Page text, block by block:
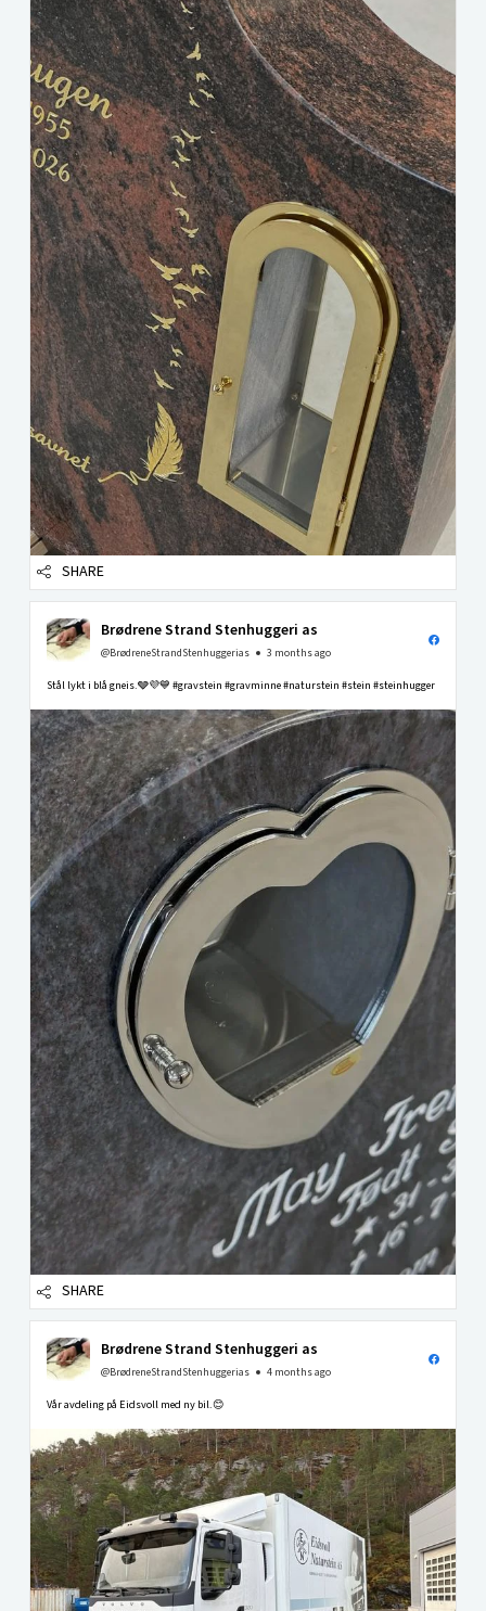
SHARE
Brødrene Strand Stenhuggeri as
@BrødreneStrandStenhuggerias 3 months ago
Stål lykt i blå gneis.🩶💜💙 #gravstein #gravminne #naturstein #stein #steinhugger
SHARE
Brødrene Strand Stenhuggeri as
@BrødreneStrandStenhuggerias 4 months ago
Vår avdeling på Eidsvoll med ny bil.😊